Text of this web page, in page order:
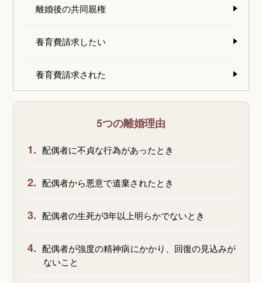
離婚後の共同親権
養育費請求したい
養育費請求された
5つの離婚理由
1. 配偶者に不貞な行為があったとき
2. 配偶者から悪意で遺棄されたとき
3. 配偶者の生死が3年以上明らかでないとき
4. 配偶者が強度の精神病にかかり、回復の見込みが
ないこと